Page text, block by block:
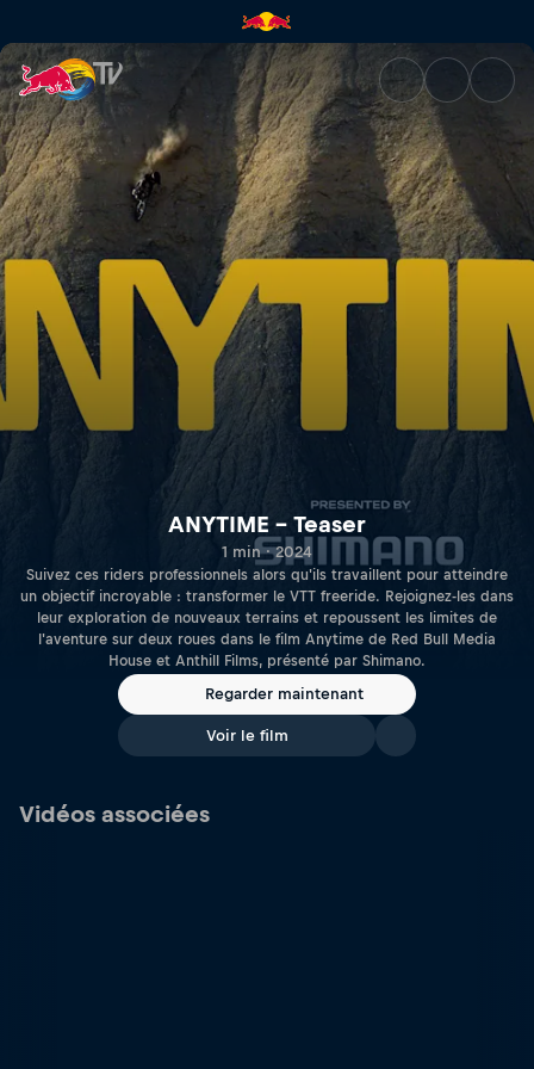
ANYTIME – Teaser | Red Bull
ANYTIME – Teaser
1 min · 2024
Suivez ces riders professionnels alors qu'ils travaillent pour atteindre
un objectif incroyable : transformer le VTT freeride. Rejoignez-les dans
leur exploration de nouveaux terrains et repoussent les limites de
l'aventure sur deux roues dans le film Anytime de Red Bull Media
House et Anthill Films, présenté par Shimano.
Regarder maintenant
Voir le film
Vidéos associées